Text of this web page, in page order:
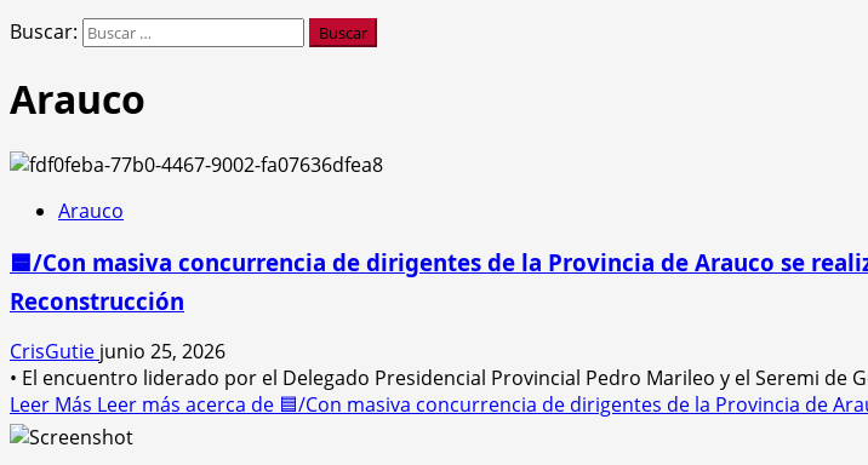
Buscar:
Arauco
Arauco
🟦/Con masiva concurrencia de dirigentes de la Provincia de Arauco se
Reconstrucción
CrisGutie junio 25, 2026
• El encuentro liderado por el Delegado Presidencial Provincial Pedro Marileo y el Seremi de
Leer Más Leer más acerca de 🟦/Con masiva concurrencia de dirigentes de la Provincia de